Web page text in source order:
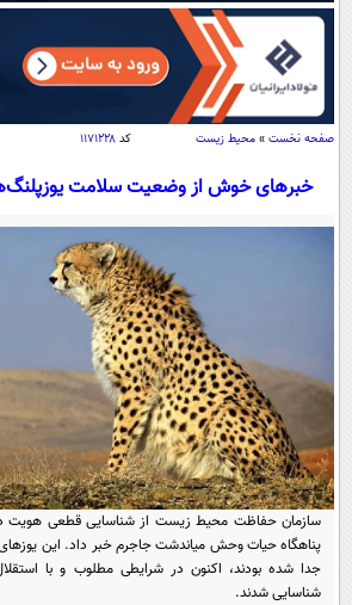
اوقات شرعی
سواد زندگی
اقتصاد
اقتصادی
خودرو
جامعه
اجتماعی
حوادث
سلامت
یک برش دانایی
محیط زیست
سفر و تفریح
ورزشی
بین الملل
سیاست خارجی
فرهنگ و هنر
علم و دانش
فناوری و It
علمی
اخبار کریپتو
قرآن
گوناگون
سرگرمی
باشگاه مغز
مجله تصویری سلاح
فیلم
اقتصاد
ورزش
عصر ایران 2
خواندنی ها و دیدنی ها
آموزش زبان
صفحه نخست » محیط زیست کد ۱۱۷۱۲۲۸
خبرهای خوش از وضعیت سلامت
سازمان حفاظت محیط زیست از شناسایی قطعی هویت
پناهگاه حیات وحش میاندشت جاجرم خبر داد. این یوزهای
جدا شده بودند، اکنون در شرایطی مطلوب و با
شناسایی شدند.